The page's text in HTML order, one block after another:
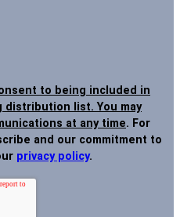
to being included in
distribution list. You may
at any time. For
and our commitment to
privacy policy.